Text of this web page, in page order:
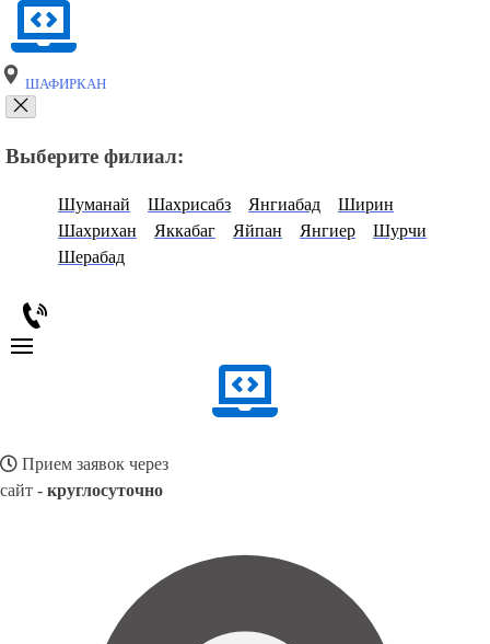
ШАФИРКАН
Выберите филиал:
Шуманай Шахрисабз Янгиабад
Ширин
Шахрихан
Яккабаг Яйпан Янгиер
Шурчи
Шерабад
Прием заявок через
сайт - круглосуточно